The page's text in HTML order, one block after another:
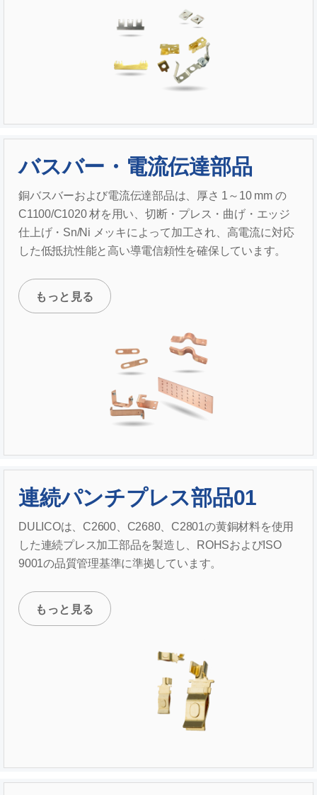
バスバー・電流伝達部品
銅バスバーおよび電流伝達部品は、厚さ 1～10 mm の
C1100/C1020 材を用い、切断・プレス・曲げ・エッジ
仕上げ・Sn/Ni メッキによって加工され、高電流に対応
した低抵抗性能と高い導電信頼性を確保しています。
もっと見る
連続パンチプレス部品01
DULICOは、C2600、C2680、C2801の黄銅材料を使用
した連続プレス加工部品を製造し、ROHSおよびISO
9001の品質管理基準に準拠しています。
もっと見る